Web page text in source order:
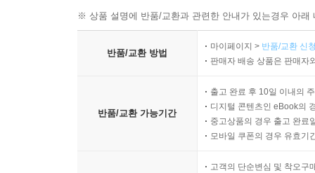
※ 상품 설명에 반품/교환과 관련한 안내가 있는경우 아
반품/교환 방법
마이페이지 > 반품/교환 신
판매자 배송 상품은 판매자
반품/교환 가능기간
출고 완료 후 10일 이내의
디지털 콘텐츠인 eBook의
중고상품의 경우 출고 완료
모바일 쿠폰의 경우 유효기
고객의 단순변심 및 착오구